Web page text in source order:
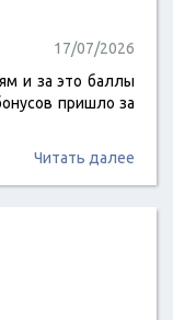
17/07/2026
и за это баллы
пришло за
Читать далее